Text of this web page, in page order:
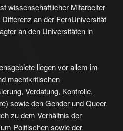
wissenschaftlicher Mitarbeiter
an der FernUniversität
an den Universitäten in
liegen vor allem im
machtkritischen
Verdatung, Kontrolle,
sowie den Gender und Queer
zu dem Verhältnis der
Politischen sowie der